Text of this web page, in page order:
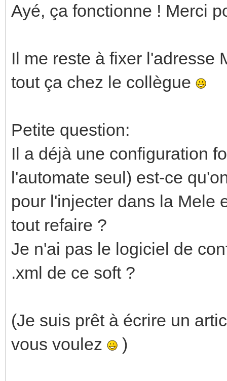
Ayé, ça fonctionne ! Merci
Il me reste à fixer l'adresse
tout ça chez le collègue
Petite question:
Il a déjà une configuration
l'automate seul) est-ce
pour l'injecter dans la Mele
tout refaire ?
Je n'ai pas le logiciel de
.xml de ce soft ?
(Je suis prêt à écrire un
vous voulez
)